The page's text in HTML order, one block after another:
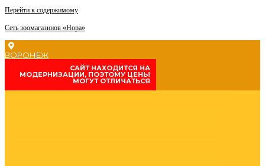
Перейти к содержимому
Сеть зоомагазинов «Нора»
ВОРОНЕЖ
CАЙТ НАХОДИТСЯ НА
МОДЕРНИЗАЦИИ, ПОЭТОМУ ЦЕНЫ
МОГУТ ОТЛИЧАТЬСЯ